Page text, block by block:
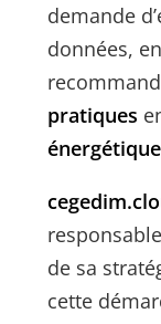
demande
données,
pratiques
énergétique
de sa
cette